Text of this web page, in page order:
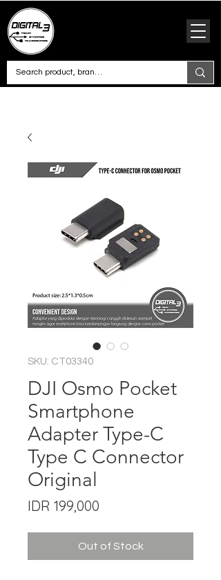
SKU: CT03340
DJI Osmo Pocket
Smartphone
Adapter Type-C
Type C Connector
Original
IDR 199,000
Out of Stock